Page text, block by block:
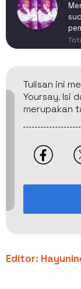
Tulisan ini
Yoursay. Isi
merupakan
Editor: